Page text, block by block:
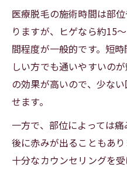
医療脱毛の施術時間は部
りますが、ヒゲなら約15
間程度が一般的です。短
しい方でも通いやすいの
の効果が高いので、少な
せます。
一方で、部位によっては
後に赤みが出ることもあ
十分なカウンセリングを